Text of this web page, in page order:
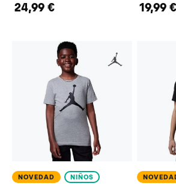
24,99 € 19,99 €
NOVEDAD NIÑOS